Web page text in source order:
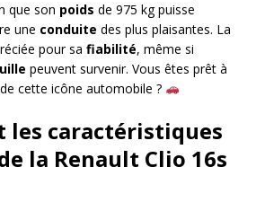
que son poids de 975 kg puisse
une conduite des plus plaisantes. La
pour sa fiabilité, même si
peuvent survenir. Vous êtes prêt à
cette icône automobile ?
les caractéristiques
la Renault Clio 16s